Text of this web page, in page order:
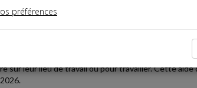
05-13
D'AIDE CARBURANT POUR LES «
2026, le Premier ministre a annoncé une aide
sur leur lieu de travail ou pour travailler. Cette
préférences